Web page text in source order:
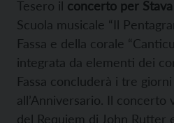
Tesero il concerto per Stava
Scuola musicale “Il
Fassa e della corale
integrata da elementi dei
Fassa concluderà i tre
all’Anniversario. Il concerto
del Requiem di John Rutter